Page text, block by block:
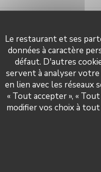
Le restaurant et ses
données à caractère
défaut. D'autres
servent à analyser votre
en lien avec les réseaux
« Tout accepter », «
modifier vos choix à
P
02-21- 13:00 - Couverts 6
G
02-20- 13:00 - Couverts 2
et excellemment cuisinés,